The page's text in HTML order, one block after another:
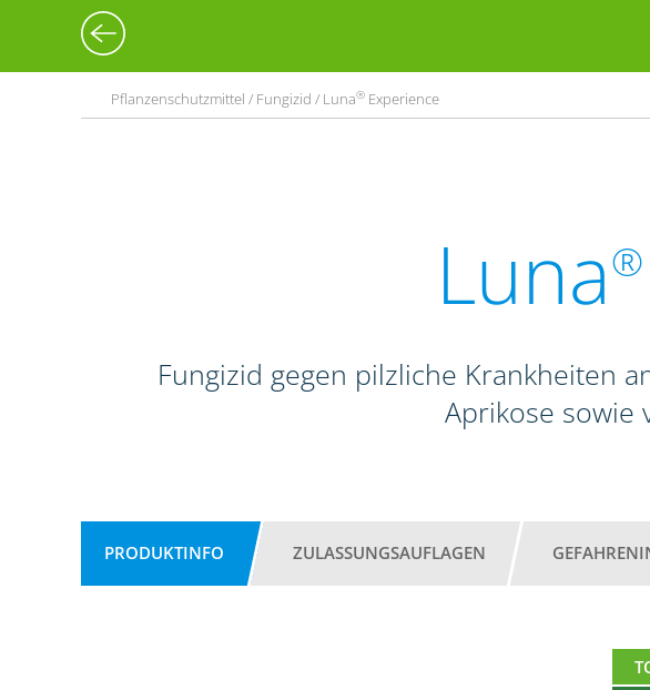
Pflanzenschutzmittel / Fungizid / Luna® Experience
Luna®
Fungizid gegen pilzliche Krankheiten
Aprikose sowie
PRODUKTINFO ZULASSUNGSAUFLAGEN